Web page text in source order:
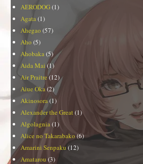
AERODOG(1)
Agata(1)
Ahegao (57)
Aho (5)
Ahobaka(5)
Aida Mai(1)
Air Praitre(12)
Aiue Oka(2)
Akinosora(1)
Alexander the Great(1)
Algolagnia(1)
Alice no Takarabako(6)
Amarini Senpaku (12)
Amatarou (3)